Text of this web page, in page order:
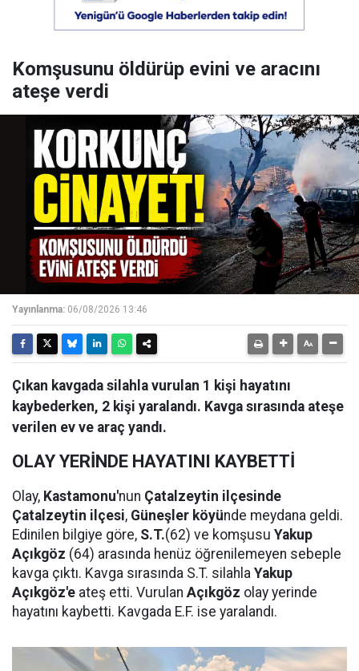
Komşusunu öldürüp evini ve aracını
ateşe verdi
Yayınlanma: 06/08/2026 13:46
Çıkan kavgada silahla vurulan 1 kişi hayatını
kaybederken, 2 kişi yaralandı. Kavga sırasında ateşe
verilen ev ve araç yandı.
OLAY YERİNDE HAYATINI KAYBETTİ
Olay, Kastamonu'nun Çatalzeytin ilçesinde
Çatalzeytin ilçesi, Güneşler köyünde meydana geldi.
Edinilen bilgiye göre, S.T.(62) ve komşusu Yakup
Açıkgöz (64) arasında henüz öğrenilemeyen sebeple
kavga çıktı. Kavga sırasında S.T. silahla Yakup
Açıkgöz'e ateş etti. Vurulan Açıkgöz olay yerinde
hayatını kaybetti. Kavgada E.F. ise yaralandı.